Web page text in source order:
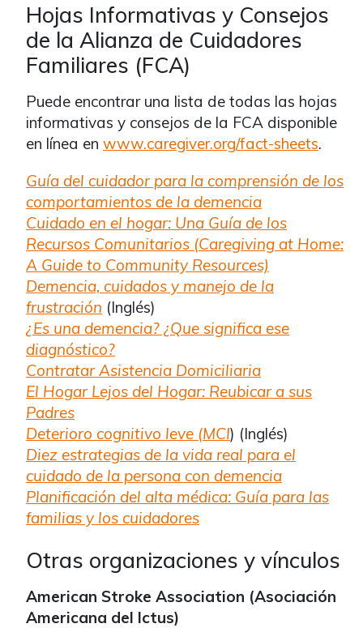
Hojas Informativas y Consejos
de la Alianza de Cuidadores
Familiares (FCA)
Puede encontrar una lista de todas las hojas
informativas y consejos de la FCA disponible
en línea en www.caregiver.org/fact-sheets.
Guía del cuidador para la comprensión de los
comportamientos de la demencia
Cuidado en el hogar: Una Guía de los
Recursos Comunitarios (Caregiving at Home:
A Guide to Community Resources)
Demencia, cuidados y manejo de la
frustración (Inglés)
¿Es una demencia? ¿Que significa ese
diagnóstico?
Contratar Asistencia Domiciliaria
El Hogar Lejos del Hogar: Reubicar a sus
Padres
Deterioro cognitivo leve (MCI) (Inglés)
Diez estrategias de la vida real para el
cuidado de la persona con demencia
Planificación del alta médica: Guía para las
familias y los cuidadores
Otras organizaciones y vínculos
American Stroke Association (Asociación
Americana del Ictus)